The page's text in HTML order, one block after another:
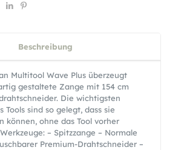
Beschreibung
Multitool Wave Plus überzeugt
gestaltete Zange mit 154 cm
Die wichtigsten
Tools sind so gelegt, dass sie
können, ohne das Tool vorher
– Spitzzange – Normale
Premium-Drahtschneider –